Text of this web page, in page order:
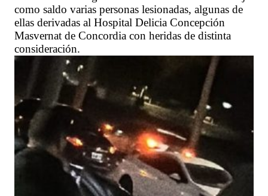
como saldo varias personas lesionadas, algunas de
ellas derivadas al Hospital Delicia Concepción
Masvernat de Concordia con heridas de distinta
consideración.